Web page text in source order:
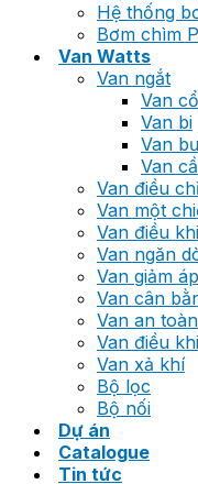
Hệ thống
Bơm chìm
Van Watts
Van ngắt
Van
Van bi
Van
Van
Van điều
Van một
Van điều
Van ngăn
Van giảm áp
Van cân
Van an toàn
Van điều
Van xả khí
Bộ lọc
Bộ nối
Dự án
Catalogue
Tin tức